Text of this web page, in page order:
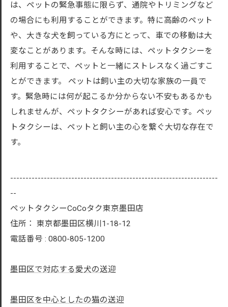
は、ペットの緊急事態に限らず、通院やトリミングなど
の場合にも利用することができます。特に高齢のペット
や、大きな犬を飼っている方にとって、車での移動は大
変なことがあります。そんな時には、ペットタクシーを
利用することで、ペットと一緒にストレスなく過ごすこ
とができます。 ペットは飼い主の大切な家族の一員で
す。緊急時には何が起こるか分からない不安もあるかも
しれませんが、ペットタクシーがあれば安心です。ペッ
トタクシーは、ペットと飼い主の心を繋ぐ大切な存在で
す。
--------------------------------------------------------------------
--
ペットタクシーCoCoタク東京墨田店
住所： 東京都墨田区横川1-18-12
電話番号 : 0800-805-1200
墨田区で対応する愛犬の送迎
墨田区を中心としたの猫の送迎